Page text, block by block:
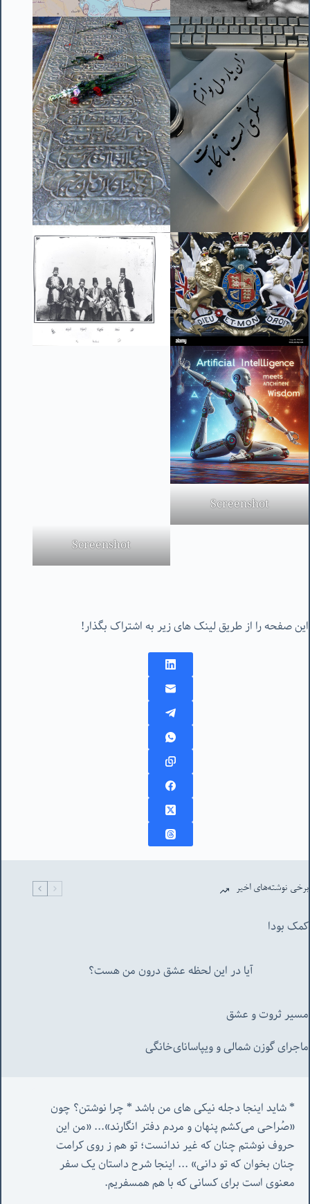
Screenshot
Screenshot
این صفحه را از طریق لینک های زیر به اشتراک بگذار!
برخی نوشته‌های اخیر
کمک بودا
آیا در این لحظه عشق درون من هست؟
مسیر ثروت و عشق
ماجرای گوزن شمالی و‌ ویپاسانای‌خانگی
«صُراحی می‌کشم پنهان‌ و مردم‌ دفتر انگارند»... «
چنان بخوان که تو دانی» ...
معنوی است برای کسانی که با هم همسفریم.